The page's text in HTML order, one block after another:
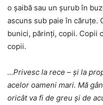
o șaibă sau un șurub în
ascuns sub paie în căruțe.
bunici, părinți, copii. Copii
copii.
…Privesc la rece – și la
acelor oameni mari. Mă
oricât va fi de greu și de